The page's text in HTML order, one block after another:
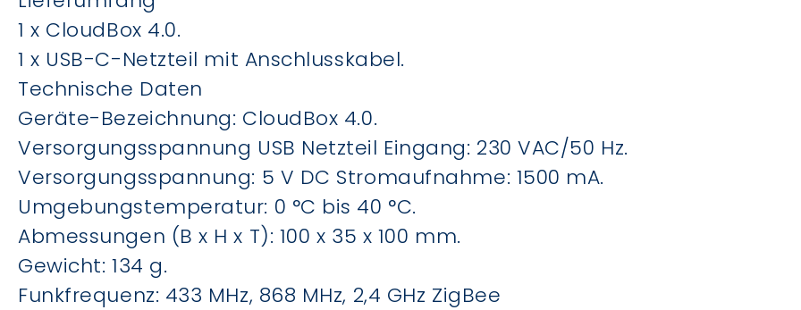
1 x CloudBox 4.0.
1 x USB-C-Netzteil mit Anschlusskabel.
Technische Daten
Geräte-Bezeichnung: CloudBox 4.0.
Versorgungsspannung USB Netzteil Eingang: 230 VAC/50 Hz.
Versorgungsspannung: 5 V DC Stromaufnahme: 1500 mA.
Umgebungstemperatur: 0 °C bis 40 °C.
Abmessungen (B x H x T): 100 x 35 x 100 mm.
Gewicht: 134 g.
Funkfrequenz: 433 MHz, 868 MHz, 2,4 GHz ZigBee